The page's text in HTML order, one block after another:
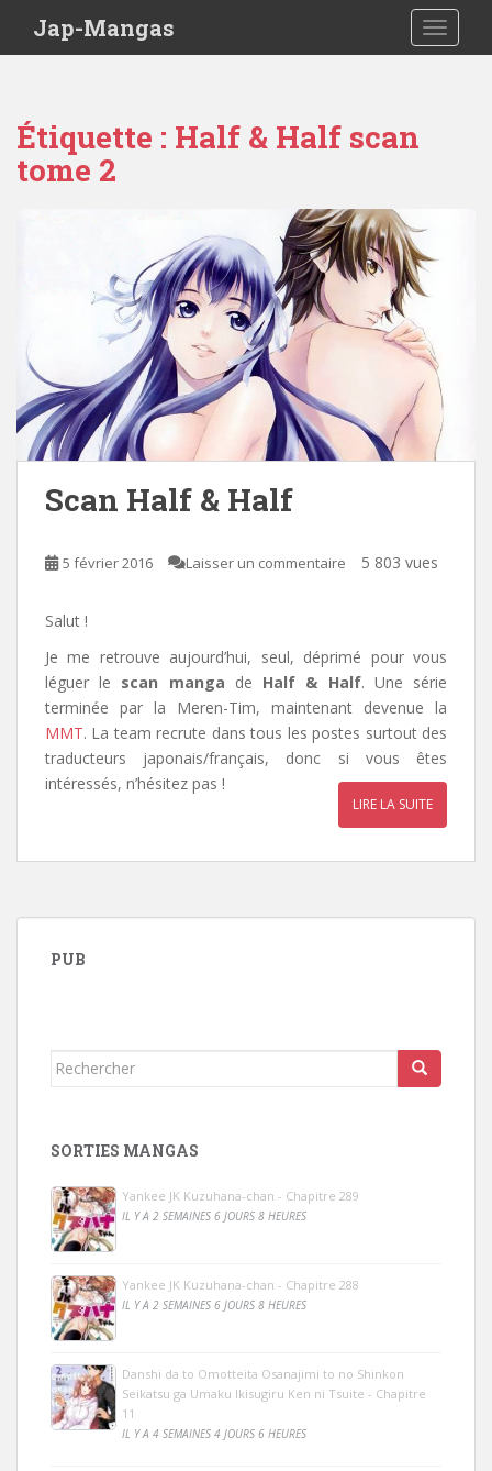
Jap-Mangas
Étiquette : Half & Half scan
tome 2
Scan Half & Half
5 février 2016 Laisser un commentaire 5 803 vues
Salut !
Je me retrouve aujourd’hui, seul, déprimé pour vous
léguer le scan manga de Half & Half. Une série
terminée par la Meren-Tim, maintenant devenue la
MMT. La team recrute dans tous les postes surtout des
traducteurs japonais/français, donc si vous êtes
intéressés, n’hésitez pas !
LIRE LA SUITE
PUB
Rechercher...
SORTIES MANGAS
Yankee JK Kuzuhana-chan - Chapitre 289
IL Y A 2 SEMAINES 6 JOURS 8 HEURES
Yankee JK Kuzuhana-chan - Chapitre 288
IL Y A 2 SEMAINES 6 JOURS 8 HEURES
Danshi da to Omotteita Osanajimi to no Shinkon
Seikatsu ga Umaku Ikisugiru Ken ni Tsuite - Chapitre
11
IL Y A 4 SEMAINES 4 JOURS 6 HEURES